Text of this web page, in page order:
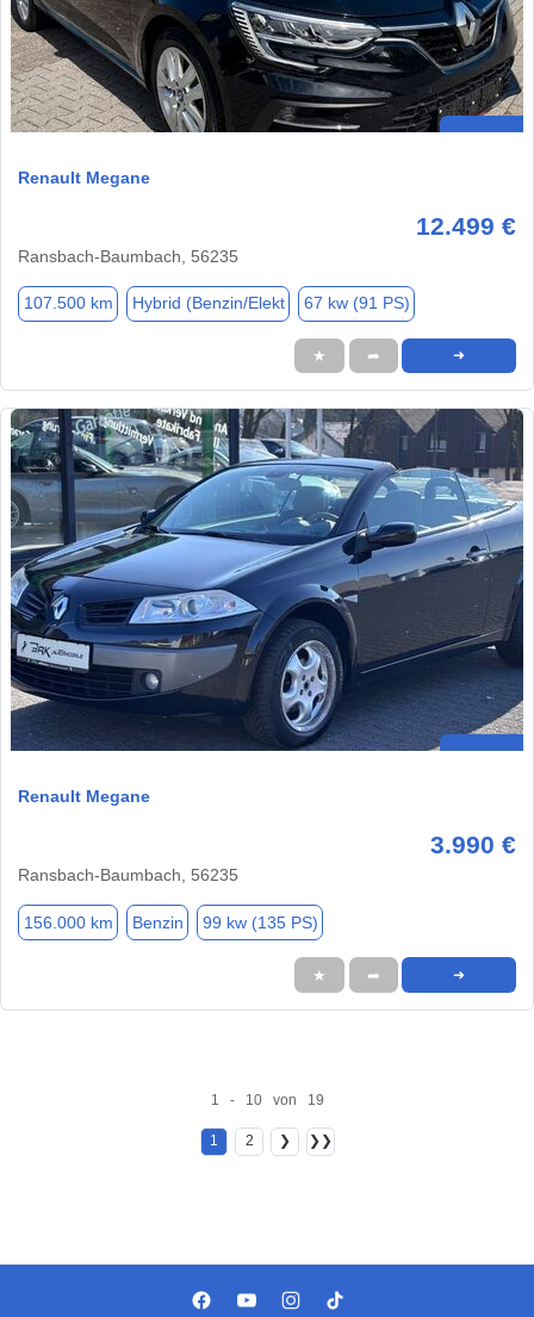
Renault Megane
12.499 €
Ransbach-Baumbach, 56235
107.500 km Hybrid (Benzin/Elekt 67 kw (91 PS)
★ ➦ ➜
Renault Megane
3.990 €
Ransbach-Baumbach, 56235
156.000 km Benzin 99 kw (135 PS)
★ ➦ ➜
1 - 10 von 19
1 2 ❯ ❯❯